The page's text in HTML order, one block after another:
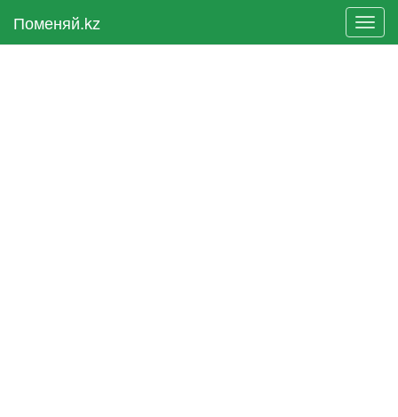
Поменяй.kz